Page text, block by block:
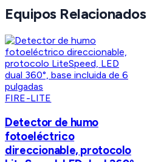
Equipos Relacionados
FIRE-LITE
Detector de humo
fotoeléctrico
direccionable, protocolo